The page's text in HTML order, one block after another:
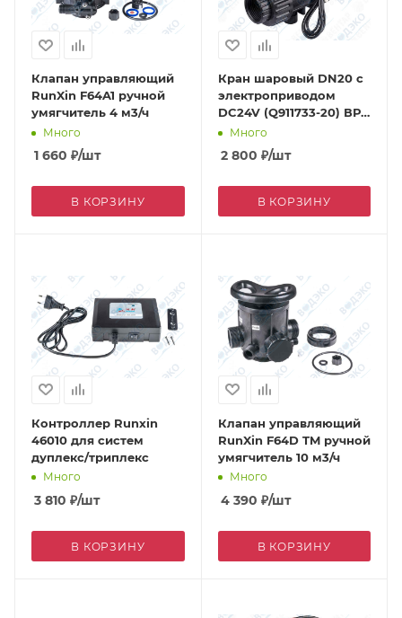
Клапан управляющий
RunXin F64A1 ручной
умягчитель 4 м3/ч
Много
1 660 ₽/шт
В КОРЗИНУ
Кран шаровый DN20 с
электроприводом
DC24V (Q911733-20) ВР
3/4"Много
2 800 ₽/шт
В КОРЗИНУ
Контроллер Runxin
46010 для систем
дуплекс/триплекс
Много
3 810 ₽/шт
В КОРЗИНУ
Клапан управляющий
RunXin F64D TM ручной
умягчитель 10 м3/ч
Много
4 390 ₽/шт
В КОРЗИНУ